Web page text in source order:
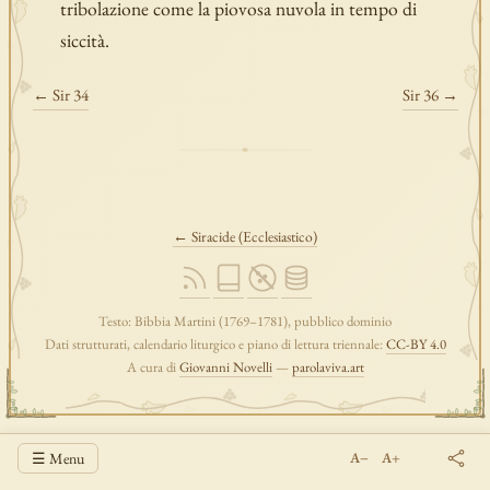
tribolazione come la piovosa nuvola in tempo di
siccità.
← Sir 34 Sir 36 →
← Siracide (Ecclesiastico)
Testo: Bibbia Martini (1769–1781), pubblico dominio
Dati strutturati, calendario liturgico e piano di lettura triennale: CC-BY 4.0
A cura diGiovanni Novelli—parolaviva.art
☰ Menu A− A+